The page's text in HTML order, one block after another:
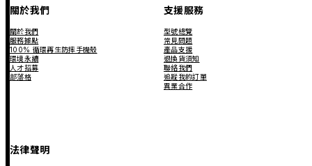
關於我們
關於我們
服務據點
100% 循環再生防摔手機殼
環境永續
人才招募
部落格
支援服務
型號總覽
常見問題
產品支援
退換貨須知
聯絡我們
追蹤我的訂單
異業合作
法律聲明